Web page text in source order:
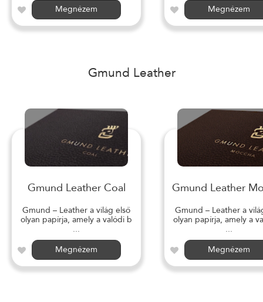
Megnézem
Megnézem
Gmund Leather
Gmund Leather Coal
Gmund – Leather a világ első
olyan papírja, amely a valódi b
...
Megnézem
Gmund Leather
Gmund – Leather a
olyan papírja, amely a
...
Megnézem